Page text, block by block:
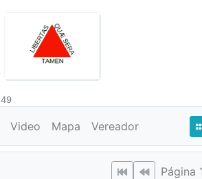
Video Mapa Vereador
Página